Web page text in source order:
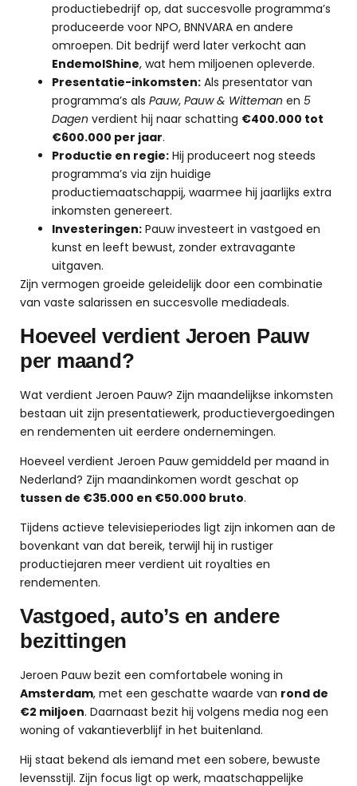
productiebedrijf op, dat succesvolle programma’s
produceerde voor NPO, BNNVARA en andere
omroepen. Dit bedrijf werd later verkocht aan
EndemolShine, wat hem miljoenen opleverde.
Presentatie-inkomsten: Als presentator van
programma’s als Pauw, Pauw & Witteman en 5
Dagen verdient hij naar schatting €400.000 tot
€600.000 per jaar.
Productie en regie: Hij produceert nog steeds
programma’s via zijn huidige
productiemaatschappij, waarmee hij jaarlijks extra
inkomsten genereert.
Investeringen: Pauw investeert in vastgoed en
kunst en leeft bewust, zonder extravagante
uitgaven.
Zijn vermogen groeide geleidelijk door een combinatie
van vaste salarissen en succesvolle mediadeals.
Hoeveel verdient Jeroen Pauw
per maand?
Wat verdient Jeroen Pauw? Zijn maandelijkse inkomsten
bestaan uit zijn presentatiewerk, productievergoedingen
en rendementen uit eerdere ondernemingen.
Hoeveel verdient Jeroen Pauw gemiddeld per maand in
Nederland? Zijn maandinkomen wordt geschat op
tussen de €35.000 en €50.000 bruto.
Tijdens actieve televisieperiodes ligt zijn inkomen aan de
bovenkant van dat bereik, terwijl hij in rustiger
productiejaren meer verdient uit royalties en
rendementen.
Vastgoed, auto’s en andere
bezittingen
Jeroen Pauw bezit een comfortabele woning in
Amsterdam, met een geschatte waarde van rond de
€2 miljoen. Daarnaast bezit hij volgens media nog een
woning of vakantieverblijf in het buitenland.
Hij staat bekend als iemand met een sobere, bewuste
levensstijl. Zijn focus ligt op werk, maatschappelijke